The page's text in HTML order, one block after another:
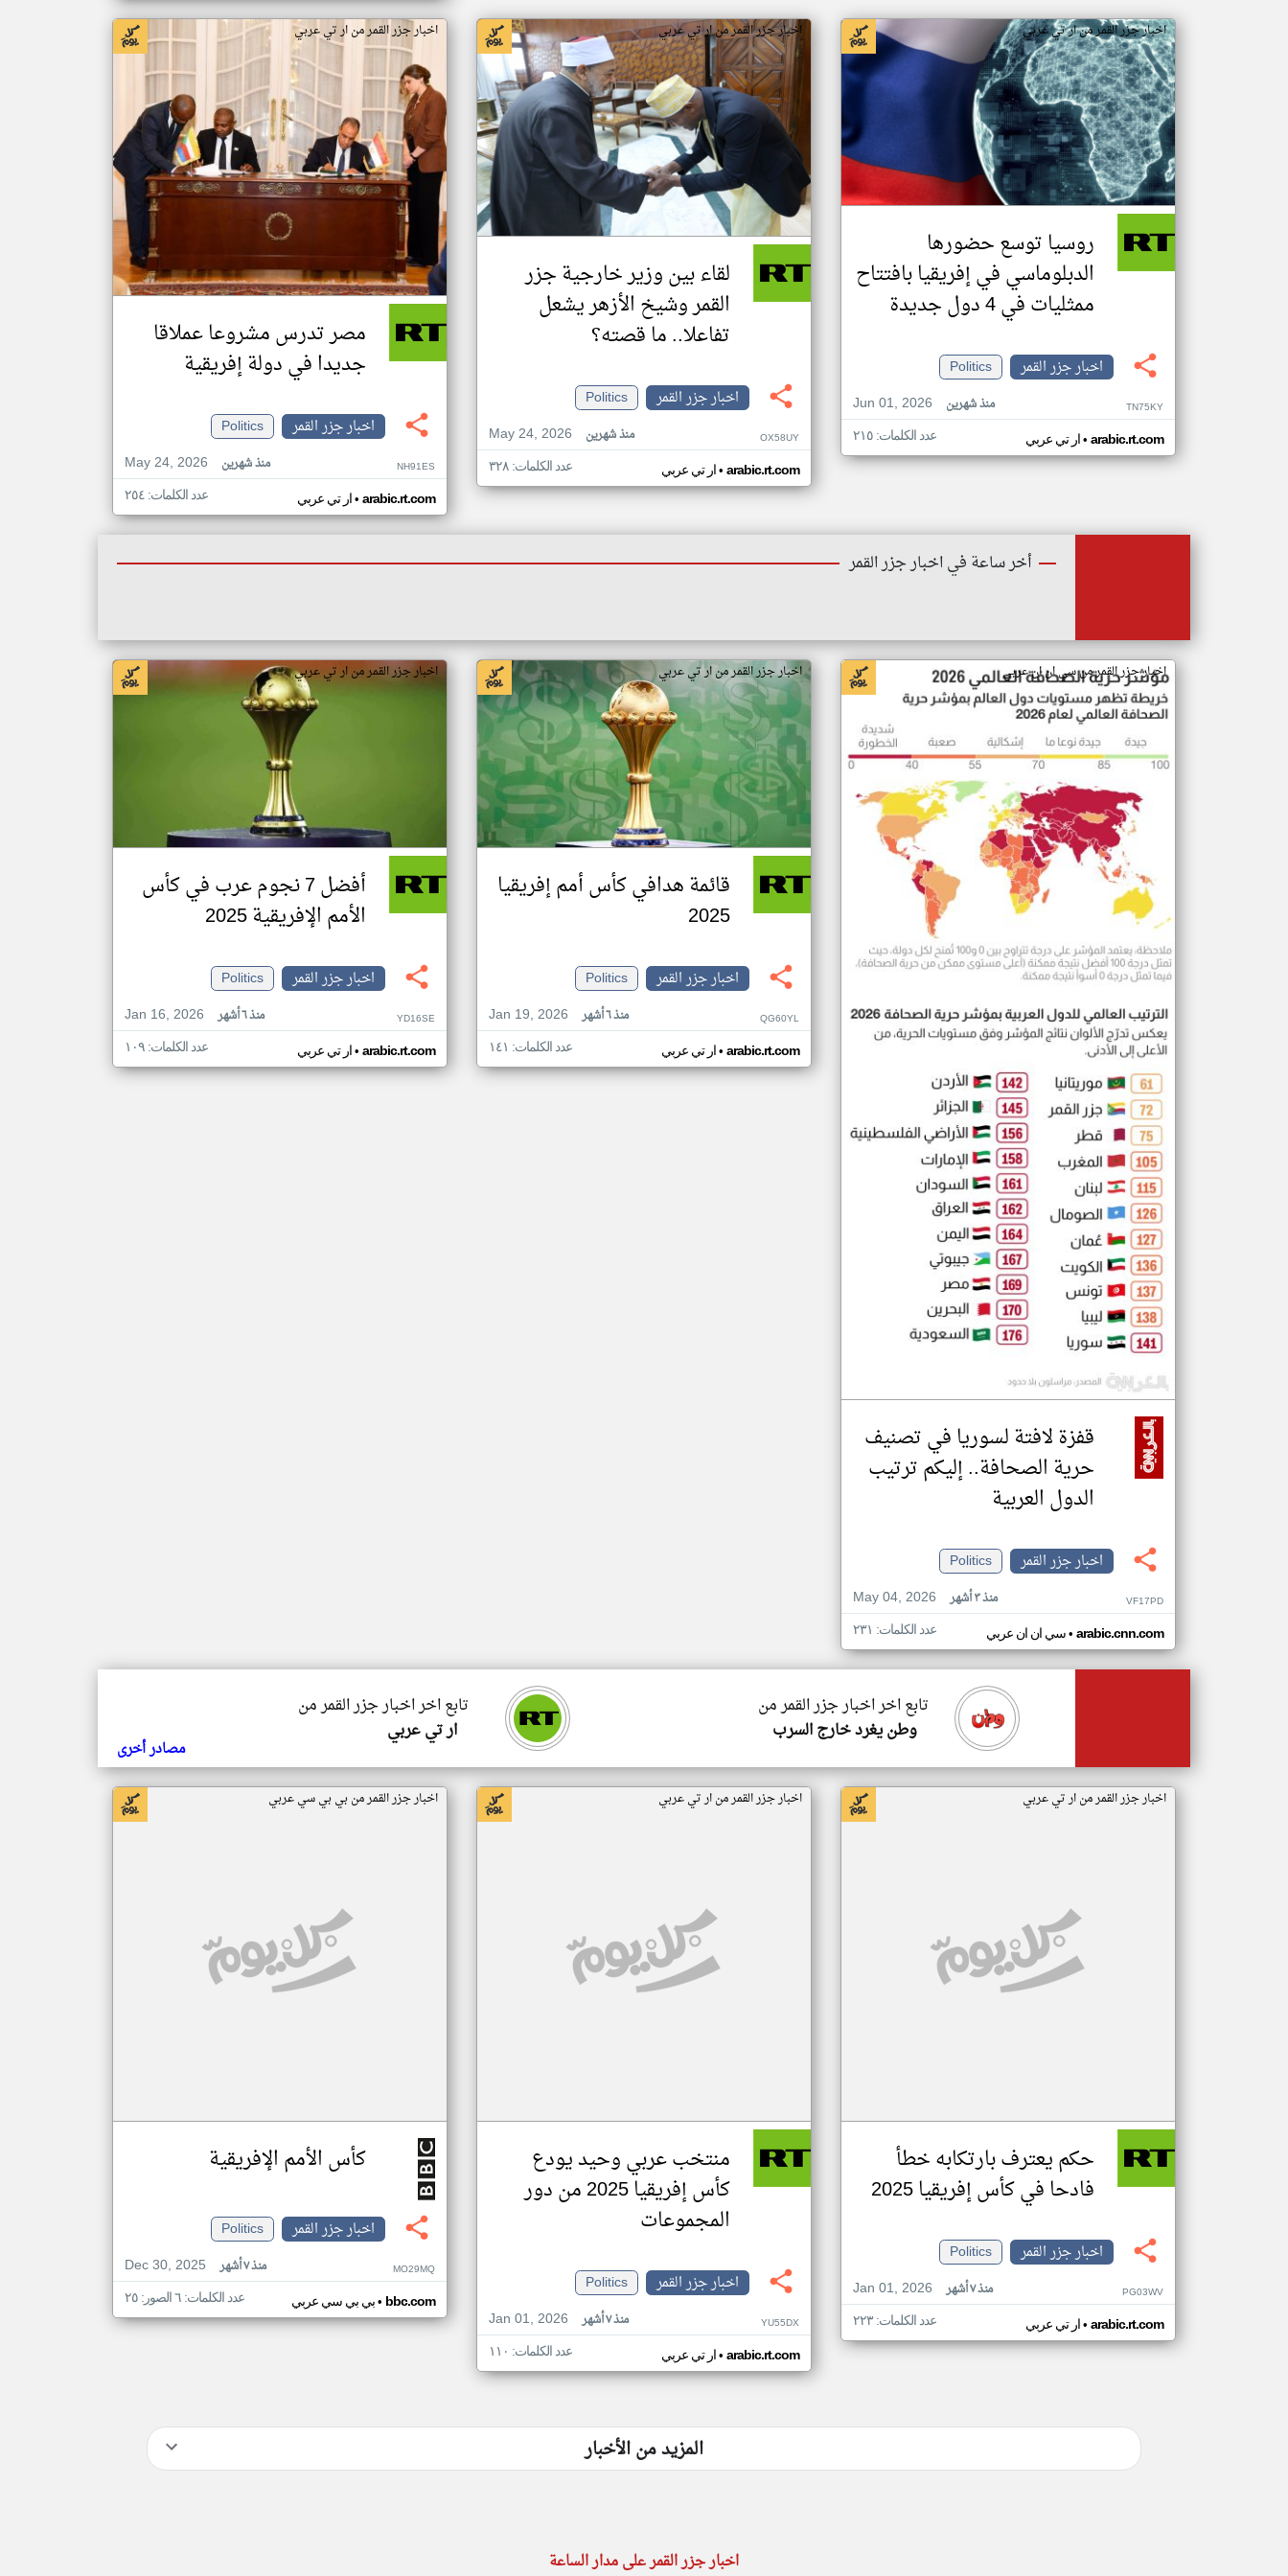
اخبار جزر القمر من ار تي عربي
روسيا توسع حضورها
الدبلوماسي في إفريقيا بافتتاح
ممثليات في 4 دول جديدة
اخبار جزر القمر
Politics
Jun 01, 2026
منذ شهرين TN75KY
ار تي عربي• arabic.rt.com عدد الكلمات: ٢١٥
اخبار جزر القمر من ار تي عربي
لقاء بين وزير خارجية جزر
القمر وشيخ الأزهر يشعل
تفاعلا.. ما قصته؟
اخبار جزر القمر
Politics
May 24, 2026
منذ شهرين OX58UY
ار تي عربي• arabic.rt.com عدد الكلمات: ٣٢٨
اخبار جزر القمر من ار تي عربي
مصر تدرس مشروعا عملاقا
جديدا في دولة إفريقية
اخبار جزر القمر
Politics
May 24, 2026
منذ شهرين NH91ES
ار تي عربي• arabic.rt.com عدد الكلمات: ٢٥٤
أخر ساعة في اخبار جزر القمر
اخبار جزر القمر من سي ان ان عربي
قفزة لافتة لسوريا في تصنيف
حرية الصحافة.. إليكم ترتيب
الدول العربية
اخبار جزر القمر
Politics
May 04, 2026
منذ ٣ أشهر VF17PD
سي ان ان عربي• arabic.cnn.com عدد الكلمات: ٢٣١
اخبار جزر القمر من ار تي عربي
قائمة هدافي كأس أمم إفريقيا
2025
اخبار جزر القمر
Politics
Jan 19, 2026
منذ ٦ أشهر QG60YL
ار تي عربي• arabic.rt.com عدد الكلمات: ١٤١
اخبار جزر القمر من ار تي عربي
أفضل 7 نجوم عرب في كأس
الأمم الإفريقية 2025
اخبار جزر القمر
Politics
Jan 16, 2026
منذ ٦ أشهر YD16SE
ار تي عربي• arabic.rt.com عدد الكلمات: ١٠٩
تابع اخر اخبار جزر القمر من
ار تي عربي
تابع اخر اخبار جزر القمر من
وطن يغرد خارج السرب
مصادر أخرى
اخبار جزر القمر من ار تي عربي
حكم يعترف بارتكابه خطأ
فادحا في كأس إفريقيا 2025
اخبار جزر القمر
Politics
Jan 01, 2026
منذ ٧ أشهر PG03WV
ار تي عربي• arabic.rt.com عدد الكلمات: ٢٢٣
اخبار جزر القمر من ار تي عربي
منتخب عربي وحيد يودع
كأس إفريقيا 2025 من دور
المجموعات
اخبار جزر القمر
Politics
Jan 01, 2026
منذ ٧ أشهر YU55DX
ار تي عربي• arabic.rt.com عدد الكلمات: ١١٠
اخبار جزر القمر من بي بي سي عربي
كأس الأمم الإفريقية
اخبار جزر القمر
Politics
Dec 30, 2025
منذ ٧ أشهر MO29MQ
بي بي سي عربي• bbc.com عدد الكلمات: ٦ الصور: ٢٥
المزيد من الأخبار
اخبار جزر القمر على مدار الساعة